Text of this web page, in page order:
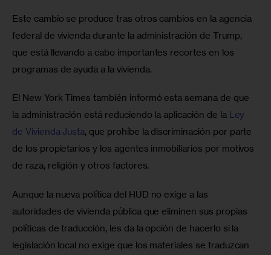
Este cambio se produce tras otros cambios en la agencia
federal de vivienda durante la administración de Trump,
que está llevando a cabo importantes recortes en los
programas de ayuda a la vivienda.
El New York Times también informó esta semana de que
la administración está reduciendo la aplicación de la Ley
de Vivienda Justa, que prohíbe la discriminación por parte
de los propietarios y los agentes inmobiliarios por motivos
de raza, religión y otros factores.
Aunque la nueva política del HUD no exige a las
autoridades de vivienda pública que eliminen sus propias
políticas de traducción, les da la opción de hacerlo si la
legislación local no exige que los materiales se traduzcan